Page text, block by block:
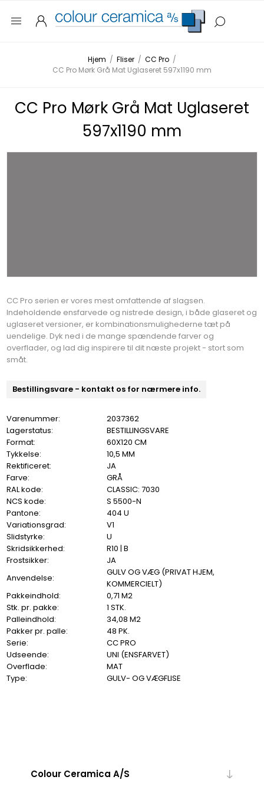
Hjem / Fliser / CC Pro /
CC Pro Mørk Grå Mat Uglaseret 597x1190 mm
CC Pro Mørk Grå Mat Uglaseret
597x1190 mm
CC Pro serien er vores mest omfattende af slagsen.
Indeholdende ensfarvede og nistrede design, i både glaseret og
uglaseret versioner, er kombinationsmulighederne tæt på
uendelige. Dyk ned i de mange spændende farver og
overflader, og lad dig inspirere til dit næste projekt - stort som
småt.
Bestillingsvare - kontakt os for nærmere info.
Varenummer:
2037362
Lagerstatus:
BESTILLINGSVARE
Format:
60X120 CM
Tykkelse:
10,5 MM
Rektificeret:
JA
Farve:
GRÅ
RAL kode:
CLASSIC: 7030
NCS kode:
S 5500-N
Pantone:
404 U
Variationsgrad:
V1
Slidstyrke:
U
Skridsikkerhed:
R10 | B
Frostsikker:
JA
Anvendelse:
GULV OG VÆG (PRIVAT HJEM,
KOMMERCIELT)
Pakkeindhold:
0,71 M2
Stk. pr. pakke:
1 STK.
Palleindhold:
34,08 M2
Pakker pr. palle:
48 PK.
Serie:
CC PRO
Udseende:
UNI (ENSFARVET)
Overflade:
MAT
Type:
GULV- OG VÆGFLISE
Colour Ceramica A/S